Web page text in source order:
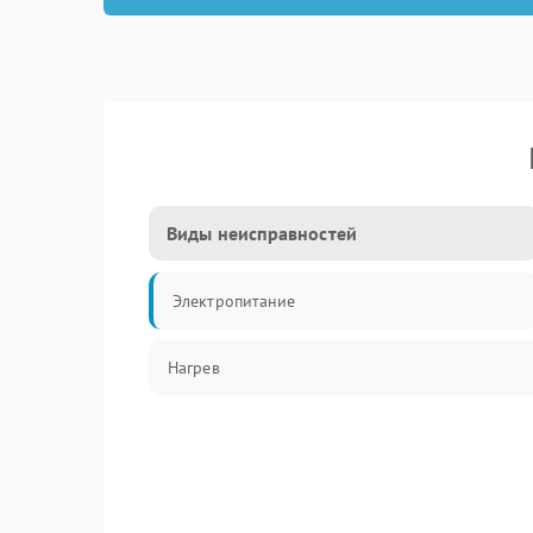
Виды неисправностей
Электропитание
Нагрев